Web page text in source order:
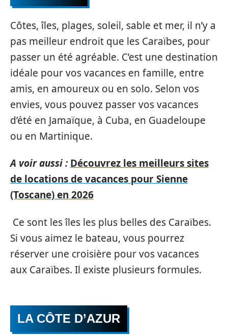
Côtes, îles, plages, soleil, sable et mer, il n’y a
pas meilleur endroit que les Caraïbes, pour
passer un été agréable. C’est une destination
idéale pour vos vacances en famille, entre
amis, en amoureux ou en solo. Selon vos
envies, vous pouvez passer vos vacances
d’été en Jamaïque, à Cuba, en Guadeloupe
ou en Martinique.
A voir aussi : Découvrez les meilleurs sites
de locations de vacances pour Sienne
(Toscane) en 2026
Ce sont les îles les plus belles des Caraïbes.
Si vous aimez le bateau, vous pourrez
réserver une croisière pour vos vacances
aux Caraïbes. Il existe plusieurs formules.
LA CÔTE D’AZUR